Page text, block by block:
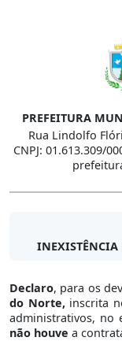
PREFEITURA
Rua Lindolfo
CNPJ: 01.613.309/
INEXISTÊNCIA
Declaro, para os
do Norte,inscrita
administrativos, no
não houve a